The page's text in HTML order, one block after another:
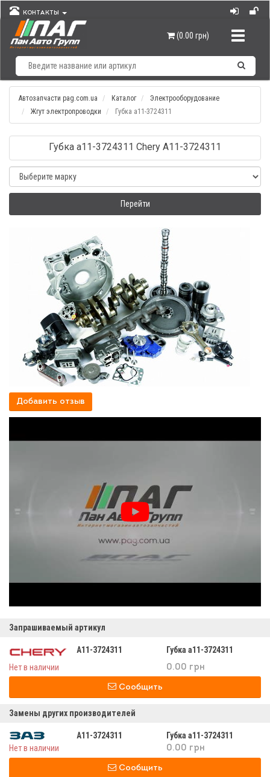
КОНТАКТЫ
(0.00 грн)
Автозапчасти pag.com.ua Каталог
Электрооборудование
Жгут электропроводки
Губка а11-3724311
Губка а11-3724311 Chery A11-3724311
Перейти
Добавить отзыв
Запрашиваемый артикул
A11-3724311
Губка а11-3724311
Нет в наличии
0.00 грн
Сообщить
Замены других производителей
A11-3724311
Губка а11-3724311
Нет в наличии
0.00 грн
Сообщить